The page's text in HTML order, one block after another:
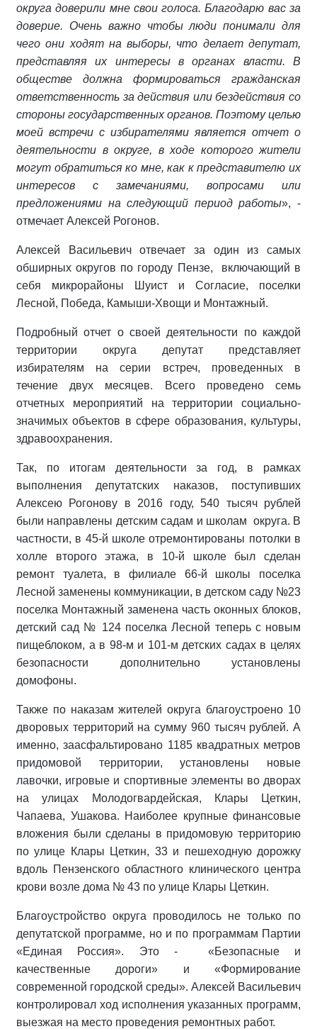
округа доверили мне свои голоса. Благодарю вас за
доверие. Очень важно чтобы люди понимали для
чего они ходят на выборы, что делает депутат,
представляя их интересы в органах власти. В
обществе должна формироваться гражданская
ответственность за действия или бездействия со
стороны государственных органов. Поэтому целью
моей встречи с избирателями является отчет о
деятельности в округе, в ходе которого жители
могут обратиться ко мне, как к представителю их
интересов с замечаниями, вопросами или
предложениями на следующий период работы», -
отмечает Алексей Рогонов.
Алексей Васильевич отвечает за один из самых
обширных округов по городу Пензе, включающий в
себя микрорайоны Шуист и Согласие, поселки
Лесной, Победа, Камыши-Хвощи и Монтажный.
Подробный отчет о своей деятельности по каждой
территории округа депутат представляет
избирателям на серии встреч, проведенных в
течение двух месяцев. Всего проведено семь
отчетных мероприятий на территории социально-
значимых объектов в сфере образования, культуры,
здравоохранения.
Так, по итогам деятельности за год, в рамках
выполнения депутатских наказов, поступивших
Алексею Рогонову в 2016 году, 540 тысяч рублей
были направлены детским садам и школам округа. В
частности, в 45-й школе отремонтированы потолки в
холле второго этажа, в 10-й школе был сделан
ремонт туалета, в филиале 66-й школы поселка
Лесной заменены коммуникации, в детском саду №23
поселка Монтажный заменена часть оконных блоков,
детский сад № 124 поселка Лесной теперь с новым
пищеблоком, а в 98-м и 101-м детских садах в целях
безопасности дополнительно установлены
домофоны.
Также по наказам жителей округа благоустроено 10
дворовых территорий на сумму 960 тысяч рублей. А
именно, заасфальтировано 1185 квадратных метров
придомовой территории, установлены новые
лавочки, игровые и спортивные элементы во дворах
на улицах Молодогвардейская, Клары Цеткин,
Чапаева, Ушакова. Наиболее крупные финансовые
вложения были сделаны в придомовую территорию
по улице Клары Цеткин, 33 и пешеходную дорожку
вдоль Пензенского областного клинического центра
крови возле дома № 43 по улице Клары Цеткин.
Благоустройство округа проводилось не только по
депутатской программе, но и по программам Партии
«Единая Россия». Это - «Безопасные и
качественные дороги» и «Формирование
современной городской среды». Алексей Васильевич
контролировал ход исполнения указанных программ,
выезжая на место проведения ремонтных работ.